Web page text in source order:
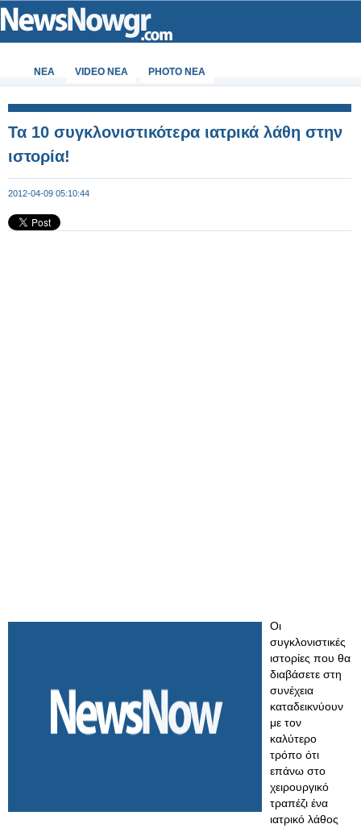
ΝΕΑ VIDEO NEA PHOTO NEA
Τα 10 συγκλονιστικότερα ιατρικά λάθη στην
ιστορία!
2012-04-09 05:10:44
Οι
συγκλονιστικές
ιστορίες που θα
διαβάσετε στη
συνέχεια
καταδεικνύουν
με τον
καλύτερο
τρόπο ότι
επάνω στο
χειρουργικό
τραπέζι ένα
ιατρικό λάθος